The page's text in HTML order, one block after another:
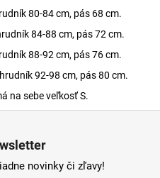
80-84 cm, pás 68 cm.
84-88 cm, pás 72 cm.
88-92 cm, pás 76 cm.
92-98 cm, pás 80 cm.
na sebe veľkosť S.
novinky či zľavy!